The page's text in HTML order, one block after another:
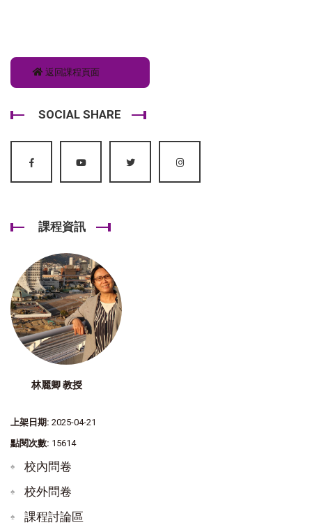
返回課程頁面
SOCIAL SHARE
課程資訊
林麗卿 教授
上架日期: 2025-04-21
點閱次數: 15614
校內問卷
校外問卷
課程討論區